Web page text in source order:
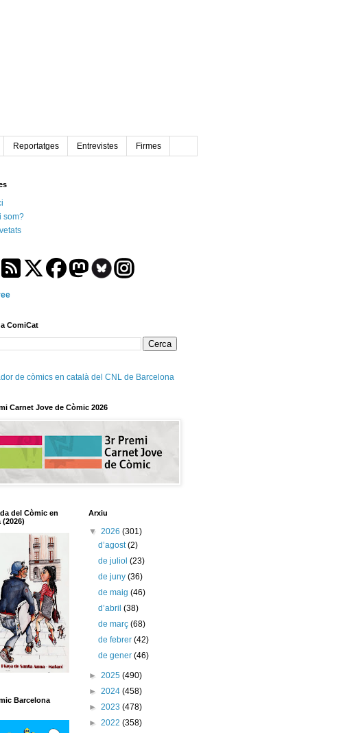
Reportatges Entrevistes Firmes
som?
ComiCat
de còmics en català del CNL de Barcelona
Carnet Jove de Còmic 2026
del Còmic en
(2026)
Barcelona
Arxiu
▼ 2026 (301)
d’agost(2)
de juliol(23)
de juny(36)
de maig(46)
d’abril(38)
de març(68)
de febrer(42)
de gener(46)
► 2025 (490)
► 2024 (458)
► 2023 (478)
► 2022 (358)